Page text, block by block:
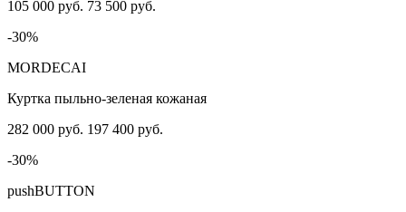
105 000 руб. 73 500 руб.
-30%
MORDECAI
Куртка пыльно-зеленая кожаная
282 000 руб. 197 400 руб.
-30%
pushBUTTON